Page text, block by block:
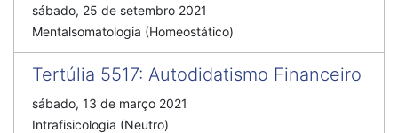
sábado, 25 de setembro 2021
Mentalsomatologia (Homeostático)
Tertúlia 5517: Autodidatismo Financeiro
sábado, 13 de março 2021
Intrafisicologia (Neutro)